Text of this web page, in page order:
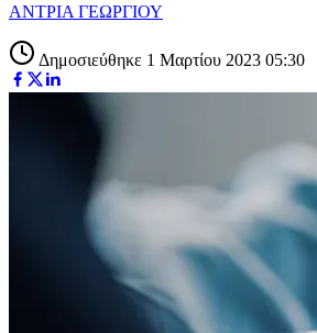
ΑΝΤΡΙΑ ΓΕΩΡΓΙΟΥ
Δημοσιεύθηκε 1 Μαρτίου 2023 05:30